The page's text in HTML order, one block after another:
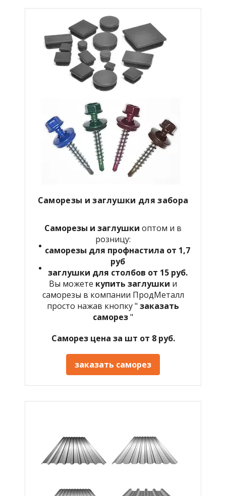
Саморезы и заглушки для забора
Саморезы и заглушки оптом и в
розницу:
саморезы для профнастила от 1,7
руб
заглушки для столбов от 15 руб.
Вы можете купить заглушки и
саморезы в компании ПродМеталл
просто нажав кнопку " заказать
саморез"
Саморез цена за шт от 8 руб.
заказать саморез